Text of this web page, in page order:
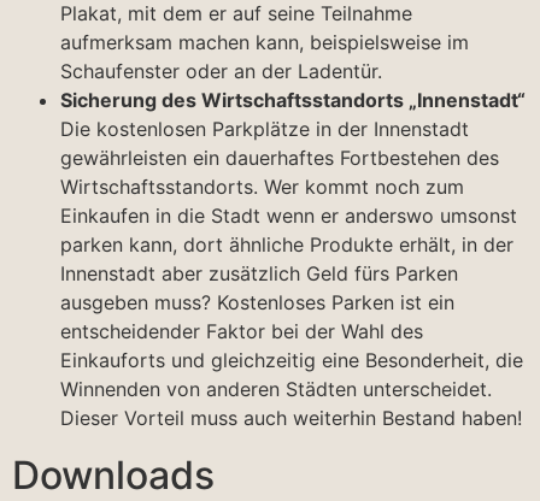
Plakat, mit dem er auf seine Teilnahme
aufmerksam machen kann, beispielsweise im
Schaufenster oder an der Ladentür.
Sicherung des Wirtschaftsstandorts „Innenstadt“
Die kostenlosen Parkplätze in der Innenstadt
gewährleisten ein dauerhaftes Fortbestehen des
Wirtschaftsstandorts. Wer kommt noch zum
Einkaufen in die Stadt wenn er anderswo umsonst
parken kann, dort ähnliche Produkte erhält, in der
Innenstadt aber zusätzlich Geld fürs Parken
ausgeben muss? Kostenloses Parken ist ein
entscheidender Faktor bei der Wahl des
Einkauforts und gleichzeitig eine Besonderheit, die
Winnenden von anderen Städten unterscheidet.
Dieser Vorteil muss auch weiterhin Bestand haben!
Downloads